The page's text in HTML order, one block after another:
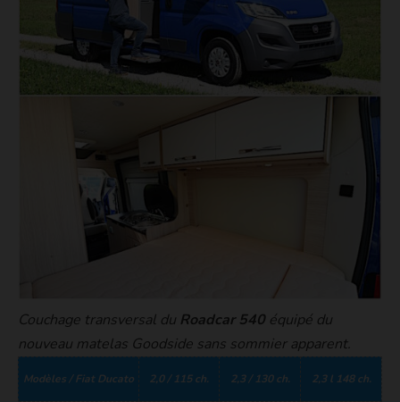
Couchage transversal du Roadcar 540 équipé du
nouveau matelas Goodside sans sommier apparent.
Modèles / Fiat Ducato 2,0 / 115 ch. 2,3 / 130 ch. 2,3 l 148 ch.